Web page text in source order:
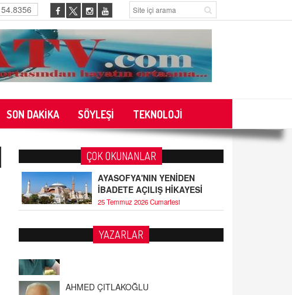
54.8356
SON DAKİKA SÖYLEŞİ TEKNOLOJİ
ÇOK OKUNANLAR
AYASOFYA'NIN YENİDEN
İBADETE AÇILIŞ HİKAYESİ
25 Temmuz 2026 Cumartesi
YAZARLAR
ÇIKARTTIĞI GERÇEK!